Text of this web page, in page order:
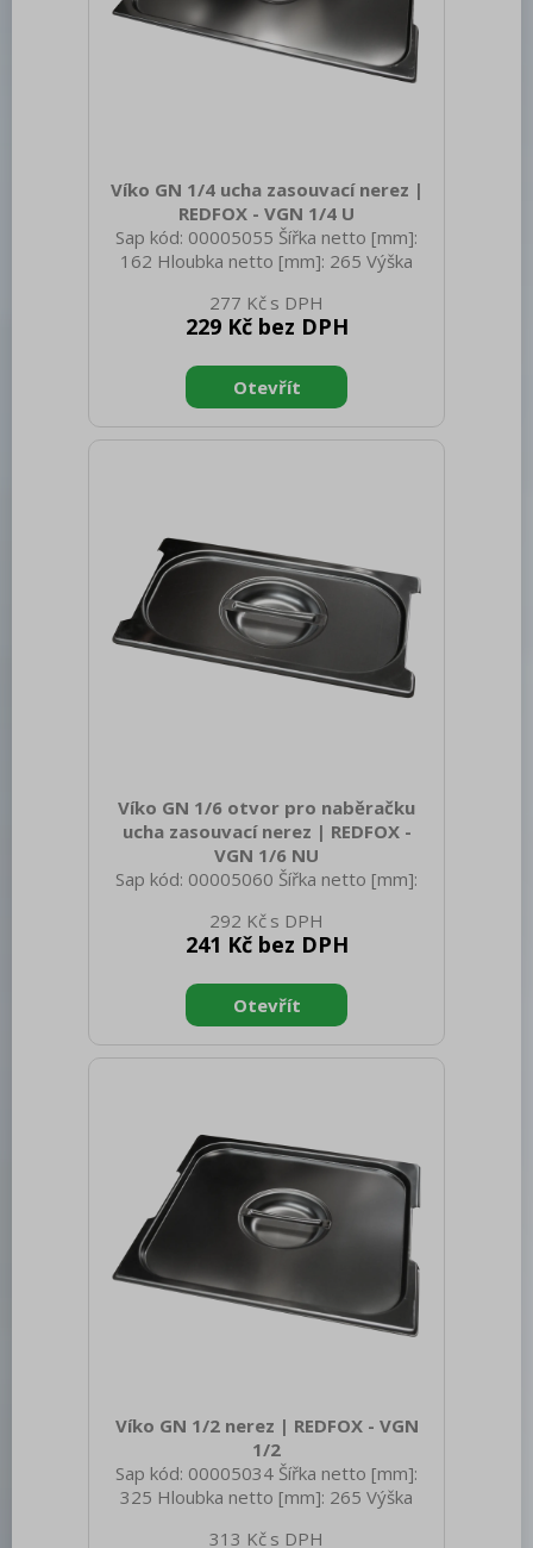
Víko GN 1/4 ucha zasouvací nerez |
REDFOX - VGN 1/4 U
Sap kód: 00005055 Šířka netto [mm]:
162 Hloubka netto [mm]: 265 Výška
0.30 Šířka brutto [mm]: 550 Hloubka
brutto [mm]: 350 Výška brutto [mm]:
Materiál: Nerez Těsnění: Ne Úchyty: Ano
Velikost GN / EN zařízení [mm]: GN 1/4
Otvor pro naběračku: Ne
277 Kč
229 Kč bez DPH
Víko GN 1/6 otvor pro naběračku
ucha zasouvací nerez | REDFOX -
VGN 1/6 NU
Sap kód: 00005060 Šířka netto [mm]:
netto [mm]: 20 Hmotnost netto [kg]:
0.20 Šířka brutto [mm]: 550 Hloubka
300 Hmotnost brutto [kg]: 0.30
Materiál: Nerez Těsnění: Ne Úchyty: Ano
Vnější barva zařízení: Nerezové Velikost
292 Kč
241 Kč bez DPH
Víko GN 1/2 nerez | REDFOX - VGN
1/2
Sap kód: 00005034 Šířka netto [mm]:
325 Hloubka netto [mm]: 265 Výška
313 Kč